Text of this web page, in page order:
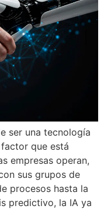
ser una tecnología
que está
empresas operan,
sus grupos de
procesos hasta la
predictivo, la IA ya